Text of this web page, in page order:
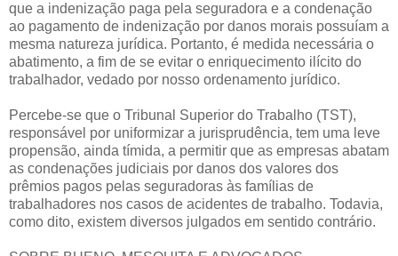
que a indenização paga pela seguradora e a condenação
ao pagamento de indenização por danos morais possuíam a
mesma natureza jurídica. Portanto, é medida necessária o
abatimento, a fim de se evitar o enriquecimento ilícito do
trabalhador, vedado por nosso ordenamento jurídico.
Percebe-se que o Tribunal Superior do Trabalho (TST),
responsável por uniformizar a jurisprudência, tem uma leve
propensão, ainda tímida, a permitir que as empresas abatam
as condenações judiciais por danos dos valores dos
prêmios pagos pelas seguradoras às famílias de
trabalhadores nos casos de acidentes de trabalho. Todavia,
como dito, existem diversos julgados em sentido contrário.